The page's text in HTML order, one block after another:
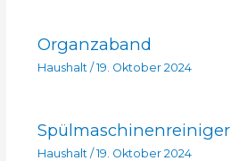
Organzaband
Haushalt / 19. Oktober 2024
Spülmaschinenreiniger
Haushalt /19. Oktober 2024